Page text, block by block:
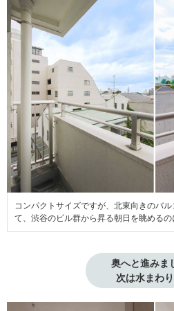
コンパクトサイズですが、北東向きのバ
て、渋谷のビル群から昇る朝日を眺めるの
奥へと進みま
次は水まわ